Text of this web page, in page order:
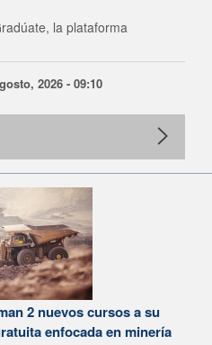
la plataforma
2026 - 09:10
2 nuevos cursos a su
enfocada en minería